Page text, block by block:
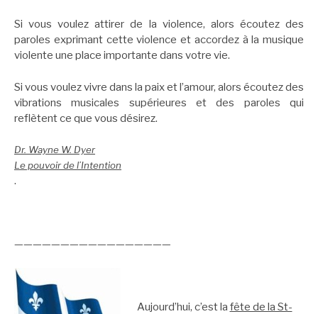
Si vous voulez attirer de la violence, alors écoutez des
paroles exprimant cette violence et accordez à la musique
violente une place importante dans votre vie.
Si vous voulez vivre dans la paix et l’amour, alors écoutez des
vibrations musicales supérieures et des paroles qui
reflètent ce que vous désirez.
Dr. Wayne W. Dyer
Le pouvoir de l’Intention
.
—————————————————
Aujourd’hui, c’est la fête de la St-